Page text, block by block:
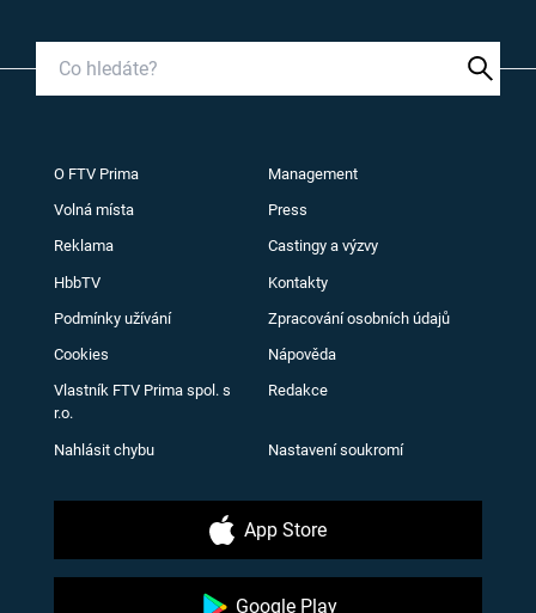
O FTV Prima Management
Volná místa Press
Reklama Castingy a výzvy
HbbTV Kontakty
Podmínky užívání Zpracování osobních údajů
Cookies Nápověda
Vlastník FTV Prima spol. s
r.o.
Redakce
Nahlásit chybu Nastavení soukromí
App Store
Google Play